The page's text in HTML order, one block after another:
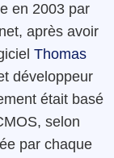
en 2003 par
après avoir
Thomas
développeur
était basé
selon
par chaque